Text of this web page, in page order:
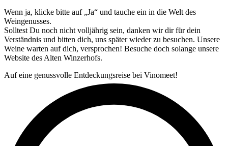
Wenn ja, klicke bitte auf „Ja“ und tauche ein in die Welt des
Weingenusses.
Solltest Du noch nicht volljährig sein, danken wir dir für dein
Verständnis und bitten dich, uns später wieder zu besuchen. Unsere
Weine warten auf dich, versprochen! Besuche doch solange unsere
Website des Alten Winzerhofs.
Auf eine genussvolle Entdeckungsreise bei Vinomeet!